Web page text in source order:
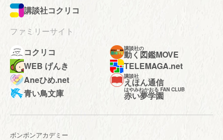
講談社コクリコ
ファミリーサイト
コクリコ
講談社の
動く図鑑MOVE
WEB げんき
TELEMAGA.net
Aneひめ.net
講談社
えほん通信
青い鳥文庫
はやみねかおる FAN CLUB
赤い夢学園
ボンボンアカデミー